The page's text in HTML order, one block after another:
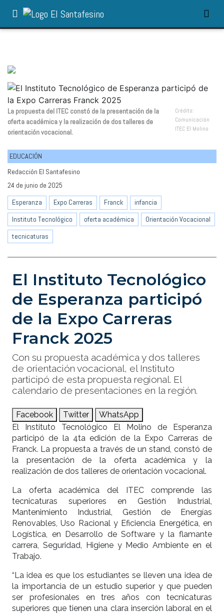
La propuesta del ITEC constó de la presentación de la
oferta académica y la realización de dos talleres de
orientación vocacional.
Crédito:
Comunicación
ITEC El Molino
EDUCACIÓN
Redacción El Santafesino
24 de junio de 2025
Esperanza
Expo Carreras Franck
infancia
Instituto Tecnológico
oferta académica
Orientación Vocacional
tecnicaturas
El Instituto Tecnológico
de Esperanza participó
de la Expo Carreras
Franck 2025
Con su propuesta académica y dos talleres
de orientación vocacional, el Instituto
participó de esta propuesta regional. El
calendario de presentaciones en la región.
Facebook Twitter
WhatsApp
El Instituto Tecnológico El Molino de Esperanza
participó de la 4ta edición de la Expo Carreras de
Franck. La propuesta a través de un stand, constó de
la presentación de la oferta académica y la
realización de dos talleres de orientación vocacional.
La oferta académica del ITEC comprende las
tecnicaturas superiores en Gestión Industrial,
Mantenimiento Industrial, Gestión de Energías
Renovables, Uso Racional y Eficiencia Energética, en
Logística, en Desarrollo de Software y la flamante
carrera, Seguridad, Higiene y Medio Ambiente en el
Trabajo.
“La idea es que los estudiantes se lleven una idea de
la importancia de un estudio superior y que pueden
ser profesionales en tres años con tecnicaturas
superiores que tienen una clara inserción laboral en el